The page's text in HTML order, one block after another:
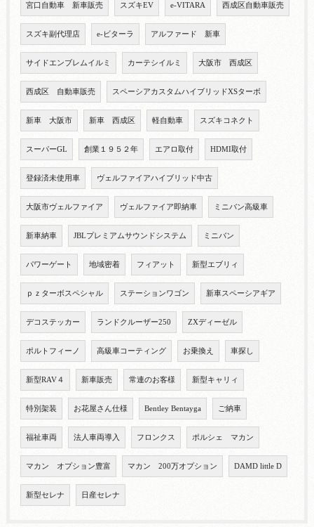
宮口自動車 新車販売 スズキEV e-VITARA 西成区自動車販売
スズキ副代理店 e-ビターラ アルファード 新車
サイドエンブレムイルミ カーテシイルミ 大阪市 西成区
西成区 自動車販売 スペーシアカスタムハイブリッドXSターボ
新車 大阪市 新車 西成区 軽自動車 スズキコネクト
スーパーGL 創業１９５２年 エアロ取付 HDMI取付
登録済未使用車 ヴェルファイアハイブリッド中古
大阪市ヴェルファイア ヴェルファイア即納車 ミニバン高級車
新車納車 JBLプレミアムサウンドシステム ミニバン
パワーゲート 地域密着 フィアット 新型エブリィ
ｐｚターボスペシャル ステーションワゴン 新車スペーシアギア
デコステッカー ランドクルーザー250 ZXディーゼル
ポルトフィーノ 高級車コーティング お乗換え 車探し
新型RAV４ 新車販売 常連のお客様 新型キャリィ
特別架装 お花屋さん仕様 Bentley Bentayga ご納車
福祉車両 法人車両導入 フロンクス ポルシェ マカン
マカン オプション豊富 マカン 200万オプション DAMD little D
新型セレナ 日産セレナ